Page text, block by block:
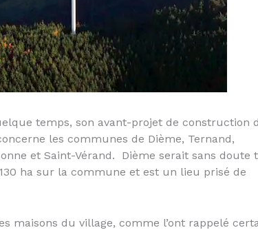
temps, son avant-projet de construction
les communes de Dième, Ternand,
et Saint-Vérand. Dième serait sans doute
ha sur la commune et est un lieu prisé de
maisons du village, comme l’ont rappelé